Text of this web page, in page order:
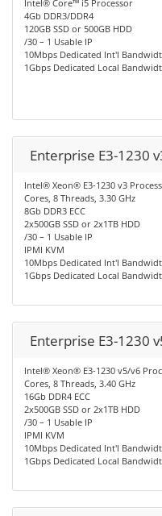
Intel® Core™ i5 Processor
4Gb DDR3/DDR4
120GB SSD or 500GB HDD
/30 – 1 Usable IP
10Mbps Dedicated Int'l
1Gbps Dedicated Local
Enterprise E3-1230
Intel® Xeon® E3-1230 v3
Cores, 8 Threads, 3.30 GHz
8Gb DDR3 ECC
2x500GB SSD or 2x1TB HDD
/30 – 1 Usable IP
IPMI KVM
10Mbps Dedicated Int'l
1Gbps Dedicated Local
Enterprise E3-1230
Intel® Xeon® E3-1230 v5/v6
Cores, 8 Threads, 3.40 GHz
16Gb DDR4 ECC
2x500GB SSD or 2x1TB HDD
/30 – 1 Usable IP
IPMI KVM
10Mbps Dedicated Int'l
1Gbps Dedicated Local